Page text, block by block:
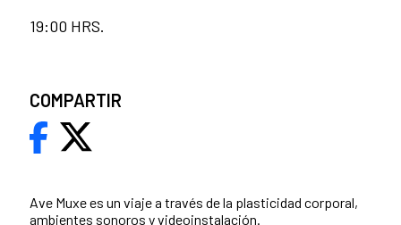
Ave Muxe es un viaje a través de la plasticidad corporal,
ambientes sonoros y videoinstalación.
19:00 HRS.
COMPARTIR